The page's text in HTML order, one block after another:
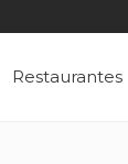
Restaurantes